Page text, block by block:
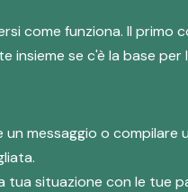
come funziona. Il
se c'è la base per
un messaggio o
situazione con le tue